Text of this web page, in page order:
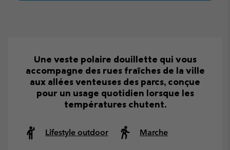
Une veste polaire douillette qui vous
accompagne des rues fraîches de la ville
aux allées venteuses des parcs, conçue
pour un usage quotidien lorsque les
températures chutent.
Lifestyle outdoor Marche